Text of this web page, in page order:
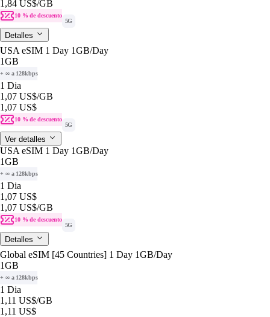
1,84 US$/GB
10 % de descuento
5G
Detalles
USA eSIM 1 Day 1GB/Day
1GB
+ ∞ a 128kbps
1 Dia
1,07 US$/GB
1,07 US$
10 % de descuento
5G
Ver detalles
USA eSIM 1 Day 1GB/Day
1GB
+ ∞ a 128kbps
1 Dia
1,07 US$
1,07 US$/GB
10 % de descuento
5G
Detalles
Global eSIM [45 Countries] 1 Day 1GB/Day
1GB
+ ∞ a 128kbps
1 Dia
1,11 US$/GB
1,11 US$